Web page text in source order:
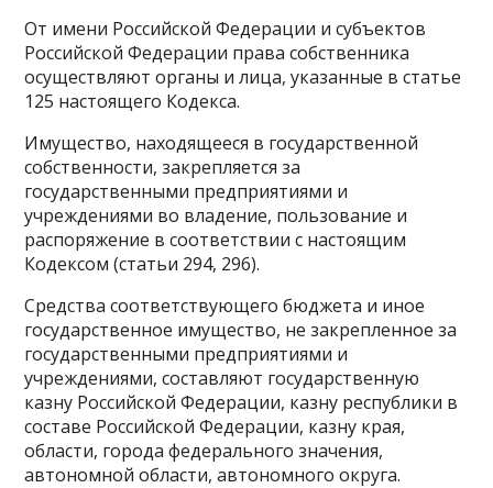
От имени Российской Федерации и субъектов
Российской Федерации права собственника
осуществляют органы и лица, указанные в статье
125 настоящего Кодекса.
Имущество, находящееся в государственной
собственности, закрепляется за
государственными предприятиями и
учреждениями во владение, пользование и
распоряжение в соответствии с настоящим
Кодексом (статьи 294, 296).
Средства соответствующего бюджета и иное
государственное имущество, не закрепленное за
государственными предприятиями и
учреждениями, составляют государственную
казну Российской Федерации, казну республики в
составе Российской Федерации, казну края,
области, города федерального значения,
автономной области, автономного округа.